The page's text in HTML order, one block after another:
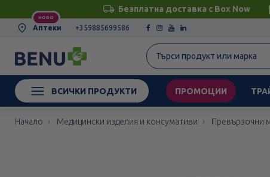
Безплатна доставка с Box Now
НОВО
Аптеки +359885699586
ВСИЧКИ ПРОДУКТИ ПРОМОЦИИ
Начало Медицински изделия и консумативи Превързочни